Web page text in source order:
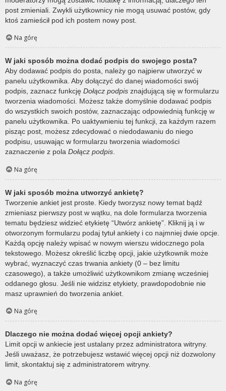
post zmieniali. Zwykli użytkownicy nie mogą usuwać postów, gdy
ktoś zamieścił pod ich postem nowy post.
Na górę
W jaki sposób można dodać podpis do swojego posta?
Aby dodawać podpis do posta, należy go najpierw utworzyć w
panelu użytkownika. Aby dołączyć do danej wiadomości swój
podpis, zaznacz funkcję Dołącz podpis znajdującą się w formularzu
tworzenia wiadomości. Możesz także domyślnie dodawać podpis
do wszystkich swoich postów, zaznaczając odpowiednią funkcję w
panelu użytkownika. Po uaktywnieniu tej funkcji, za każdym razem
pisząc post, możesz zdecydować o niedodawaniu do niego
podpisu, usuwając w formularzu tworzenia wiadomości
zaznaczenie z pola Dołącz podpis.
Na górę
W jaki sposób można utworzyć ankietę?
Tworzenie ankiet jest proste. Kiedy tworzysz nowy temat bądź
zmieniasz pierwszy post w wątku, na dole formularza tworzenia
tematu będziesz widzieć etykietę “Utwórz ankietę”. Kliknij ją i w
otworzonym formularzu podaj tytuł ankiety i co najmniej dwie opcje.
Każdą opcję należy wpisać w nowym wierszu widocznego pola
tekstowego. Możesz określić liczbę opcji, jakie użytkownik może
wybrać, wyznaczyć czas trwania ankiety (0 – bez limitu
czasowego), a także umożliwić użytkownikom zmianę wcześniej
oddanego głosu. Jeśli nie widzisz etykiety, prawdopodobnie nie
masz uprawnień do tworzenia ankiet.
Na górę
Dlaczego nie można dodać więcej opcji ankiety?
Limit opcji w ankiecie jest ustalany przez administratora witryny.
Jeśli uważasz, że potrzebujesz wstawić więcej opcji niż dozwolony
limit, skontaktuj się z administratorem witryny.
Na górę